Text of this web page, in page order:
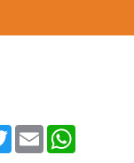
TwitterEmailWhatsApp